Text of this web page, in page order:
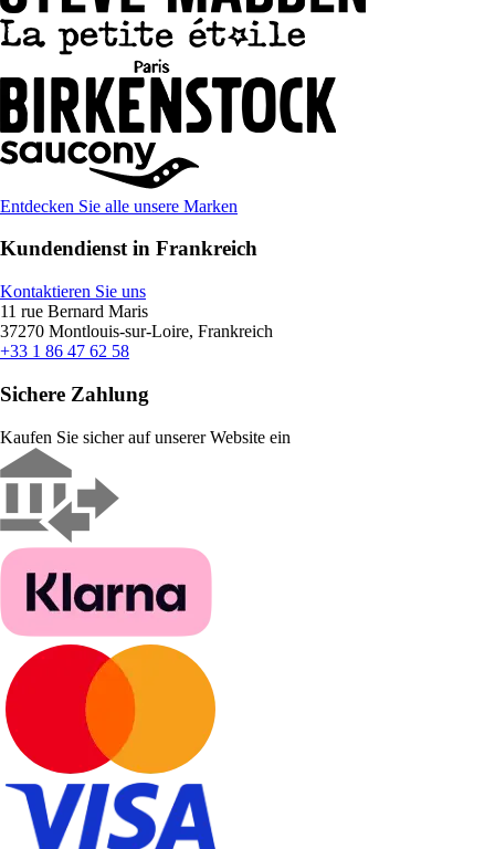
Entdecken Sie alle unsere Marken
Kundendienst in Frankreich
Kontaktieren Sie uns
11 rue Bernard Maris
37270 Montlouis-sur-Loire, Frankreich
+33 1 86 47 62 58
Sichere Zahlung
Kaufen Sie sicher auf unserer Website ein